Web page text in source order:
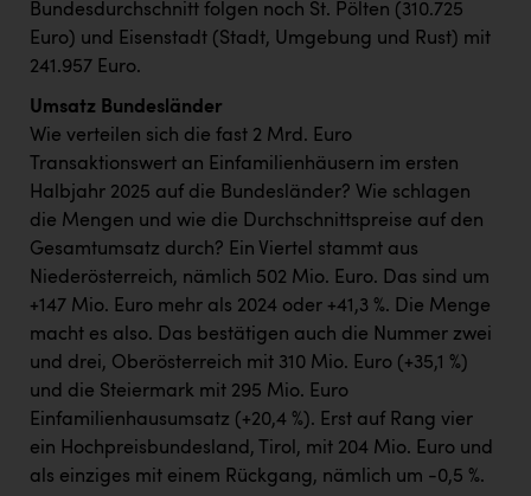
Bundesdurchschnitt folgen noch St. Pölten (310.725
Euro) und Eisenstadt (Stadt, Umgebung und Rust) mit
241.957 Euro.
Umsatz Bundesländer
Wie verteilen sich die fast 2 Mrd. Euro
Transaktionswert an Einfamilienhäusern im ersten
Halbjahr 2025 auf die Bundesländer? Wie schlagen
die Mengen und wie die Durchschnittspreise auf den
Gesamtumsatz durch? Ein Viertel stammt aus
Niederösterreich, nämlich 502 Mio. Euro. Das sind um
+147 Mio. Euro mehr als 2024 oder +41,3 %. Die Menge
macht es also. Das bestätigen auch die Nummer zwei
und drei, Oberösterreich mit 310 Mio. Euro (+35,1 %)
und die Steiermark mit 295 Mio. Euro
Einfamilienhausumsatz (+20,4 %). Erst auf Rang vier
ein Hochpreisbundesland, Tirol, mit 204 Mio. Euro und
als einziges mit einem Rückgang, nämlich um -0,5 %.